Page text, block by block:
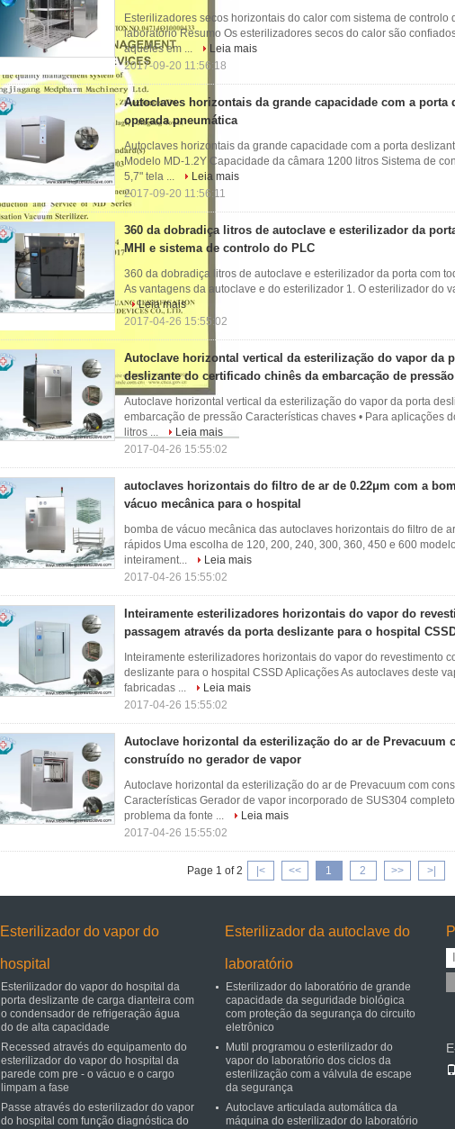
Esterilizadores secos horizontais do calor com sistema de controlo
laboratório Resumo Os esterilizadores secos do calor são
aqueles em ...
Leia mais
2017-09-20 11:56:18
Autoclaves horizontais da grande capacidade com a porta
operada pneumática
Autoclaves horizontais da grande capacidade com a porta
Modelo MD-1.2Y Capacidade da câmara 1200 litros Sistema de
5,7" tela ...
Leia mais
2017-09-20 11:56:11
360 da dobradiça litros de autoclave e esterilizador da
MHI e sistema de controlo do PLC
360 da dobradiça litros de autoclave e esterilizador da porta com
As vantagens da autoclave e do esterilizador 1. O esterilizador do
Leia mais
2017-04-26 15:55:02
Autoclave horizontal vertical da esterilização do vapor da
deslizante do certificado chinês da embarcação de pressão
Autoclave horizontal vertical da esterilização do vapor da porta
embarcação de pressão Características chaves • Para aplicações
litros ...
Leia mais
2017-04-26 15:55:02
autoclaves horizontais do filtro de ar de 0.22μm com a
vácuo mecânica para o hospital
bomba de vácuo mecânica das autoclaves horizontais do filtro de
rápidos Uma escolha de 120, 200, 240, 300, 360, 450 e 600
inteirament...
Leia mais
2017-04-26 15:55:02
Inteiramente esterilizadores horizontais do vapor do
passagem através da porta deslizante para o hospital
Inteiramente esterilizadores horizontais do vapor do revestimento
deslizante para o hospital CSSD Aplicações As autoclaves deste
fabricadas ...
Leia mais
2017-04-26 15:55:02
Autoclave horizontal da esterilização do ar de Prevacuum
construído no gerador de vapor
Autoclave horizontal da esterilização do ar de Prevacuum com
Características Gerador de vapor incorporado de SUS304
problema da fonte ...
Leia mais
2017-04-26 15:55:02
Page 1 of 2 |< << 1 2 >> >|
Esterilizador do vapor do
hospital
Esterilizador do vapor do hospital da
porta deslizante de carga dianteira com
o condensador de refrigeração água
do de alta capacidade
Recessed através do equipamento do
esterilizador do vapor do hospital da
parede com pre - o vácuo e o cargo
limpam a fase
Passe através do esterilizador do vapor
do hospital com função diagnóstica do
Esterilizador da autoclave do
laboratório
Esterilizador do laboratório de grande
capacidade da seguridade biológica
com proteção da segurança do circuito
eletrônico
Mutil programou o esterilizador do
vapor do laboratório dos ciclos da
esterilização com a válvula de escape
da segurança
Autoclave articulada automática da
máquina do esterilizador do laboratório